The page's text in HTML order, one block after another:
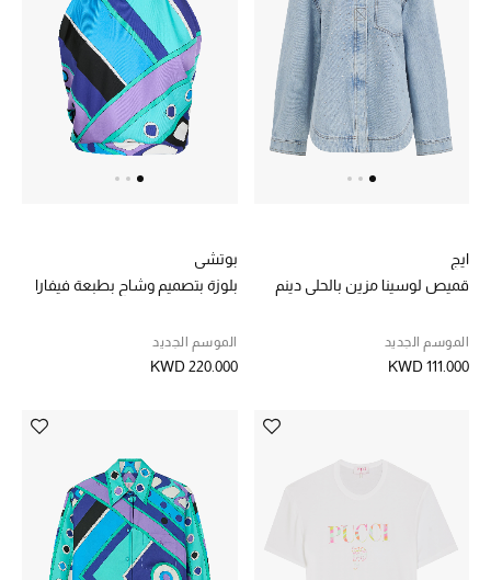
خصم حتى 70%
تسوقوا الآن
الموسم الجديد
النساء
ايج
قميص لوسينا مزين بالحلي دينم
الموسم الجديد
KWD 111.000
بوتشي
بلوزة بتصميم وشاح بطبعة فيفارا
الموسم الجديد
KWD 220.000